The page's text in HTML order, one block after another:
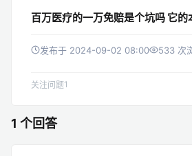
百万医疗的一万免赔是个坑吗 它的
发布于 2024-09-02 08:00 533 次
关注问题1
1 个回答